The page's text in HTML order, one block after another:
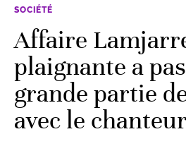
SOCIÉTÉ
Affaire
plaignante a
grande partie
avec le chanteur